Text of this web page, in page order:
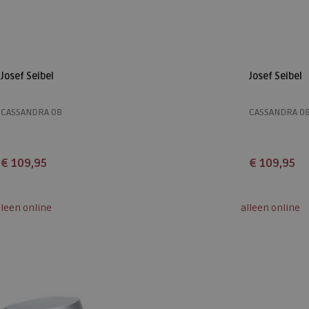
Josef Seibel
CASSANDRA 08
€ 109,95
39
Josef Seibel
CASSANDRA 08
€ 109,95
36 37
online alleen online